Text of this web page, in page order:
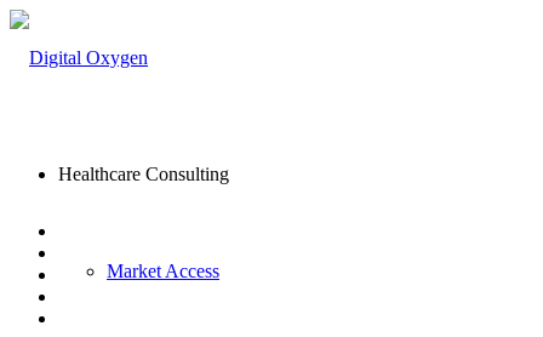
Healthcare Consulting
Market Access